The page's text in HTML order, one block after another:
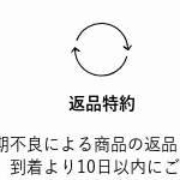
返品特約
不良による商品の返
到着より10日以内に